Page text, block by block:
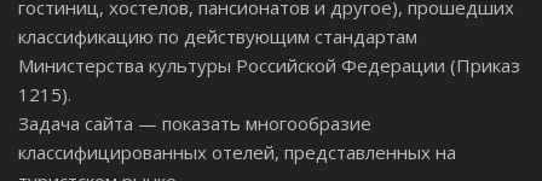
гостиниц, хостелов, пансионатов и другое), прошедших
классификацию по действующим стандартам
Министерства культуры Российской Федерации (Приказ
1215).
Задача сайта — показать многообразие
классифицированных отелей, представленных на